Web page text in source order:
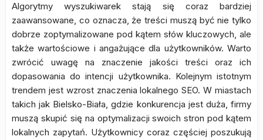
Algorytmy wyszukiwarek stają się coraz bardziej
zaawansowane, co oznacza, że treści muszą być nie tylko
dobrze zoptymalizowane pod kątem słów kluczowych, ale
także wartościowe i angażujące dla użytkowników. Warto
zwrócić uwagę na znaczenie jakości treści oraz ich
dopasowania do intencji użytkownika. Kolejnym istotnym
trendem jest wzrost znaczenia lokalnego SEO. W miastach
takich jak Bielsko-Biała, gdzie konkurencja jest duża, firmy
muszą skupić się na optymalizacji swoich stron pod kątem
lokalnych zapytań. Użytkownicy coraz częściej poszukują